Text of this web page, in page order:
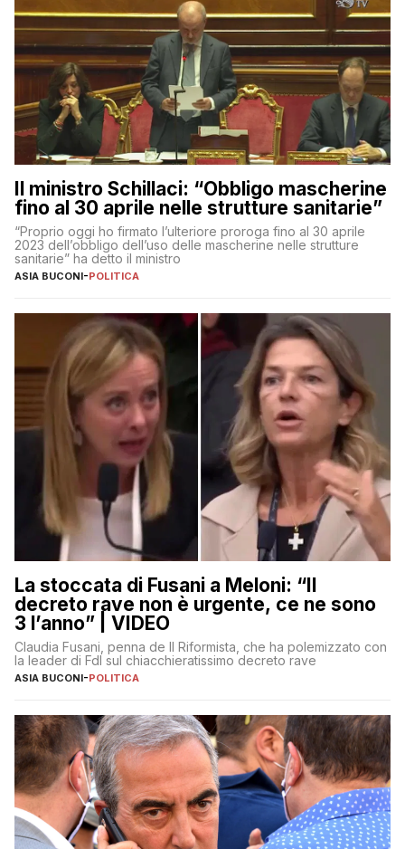
Il ministro Schillaci: “Obbligo mascherine
fino al 30 aprile nelle strutture sanitarie”
“Proprio oggi ho firmato l’ulteriore proroga fino al 30 aprile
2023 dell’obbligo dell’uso delle mascherine nelle strutture
sanitarie” ha detto il ministro
ASIA BUCONI-POLITICA
La stoccata di Fusani a Meloni: “Il
decreto rave non è urgente, ce ne sono
3 l’anno” | VIDEO
Claudia Fusani, penna de Il Riformista, che ha polemizzato con
la leader di FdI sul chiacchieratissimo decreto rave
ASIA BUCONI-POLITICA